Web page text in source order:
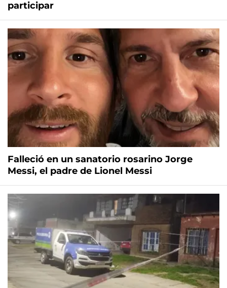
participar
Falleció en un sanatorio rosarino Jorge
Messi, el padre de Lionel Messi